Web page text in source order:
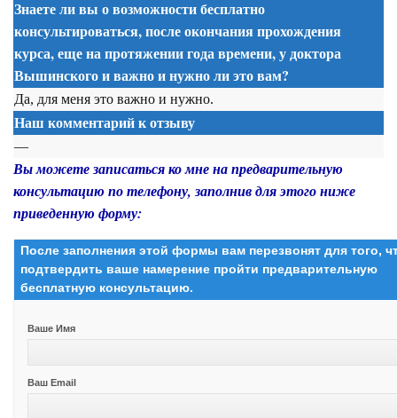
Знаете ли вы о возможности бесплатно
консультироваться, после окончания прохождения
курса, еще на протяжении года времени, у доктора
Вышинского и важно и нужно ли это вам?
Да, для меня это важно и нужно.
Наш комментарий к отзыву
—
Вы можете записаться ко мне на предварительную
консультацию по телефону, заполнив для этого ниже
приведенную форму:
После заполнения этой формы вам перезвонят для того,
подтвердить ваше намерение пройти предварительную
бесплатную консультацию.
Ваше Имя
Ваш Email